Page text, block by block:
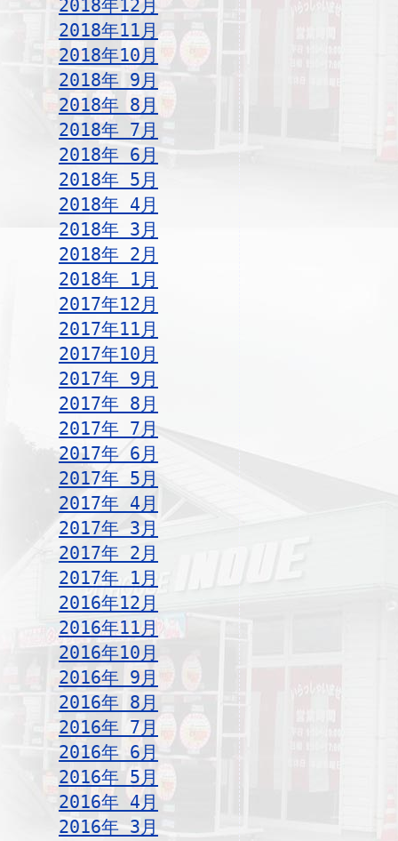
2018年12月
2018年11月
2018年10月
2018年 9月
2018年 8月
2018年 7月
2018年 6月
2018年 5月
2018年 4月
2018年 3月
2018年 2月
2018年 1月
2017年12月
2017年11月
2017年10月
2017年 9月
2017年 8月
2017年 7月
2017年 6月
2017年 5月
2017年 4月
2017年 3月
2017年 2月
2017年 1月
2016年12月
2016年11月
2016年10月
2016年 9月
2016年 8月
2016年 7月
2016年 6月
2016年 5月
2016年 4月
2016年 3月